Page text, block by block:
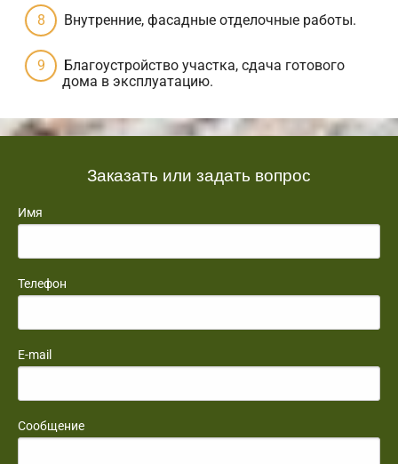
Внутренние, фасадные отделочные работы.
Благоустройство участка, сдача готового
дома в эксплуатацию.
Заказать или задать вопрос
Имя
Телефон
E-mail
Сообщение